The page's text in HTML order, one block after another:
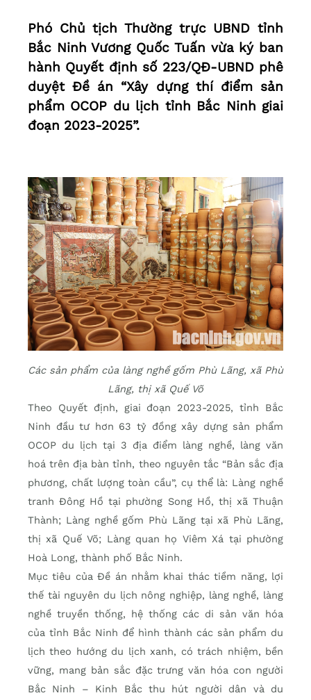
Phó Chủ tịch Thường trực UBND tỉnh
Bắc Ninh Vương Quốc Tuấn vừa ký ban
hành Quyết định số 223/QĐ-UBND phê
duyệt Đề án “Xây dựng thí điểm sản
phẩm OCOP du lịch tỉnh Bắc Ninh giai
đoạn 2023-2025”.
Các sản phẩm của làng nghề gốm Phù Lãng, xã Phù
Lãng, thị xã Quế Võ
Theo Quyết định, giai đoạn 2023-2025, tỉnh Bắc
Ninh đầu tư hơn 63 tỷ đồng xây dựng sản phẩm
OCOP du lịch tại 3 địa điểm làng nghề, làng văn
hoá trên địa bàn tỉnh, theo nguyên tắc “Bản sắc địa
phương, chất lượng toàn cầu”, cụ thể là: Làng nghề
tranh Đông Hồ tại phường Song Hồ, thị xã Thuận
Thành; Làng nghề gốm Phù Lãng tại xã Phù Lãng,
thị xã Quế Võ; Làng quan họ Viêm Xá tại phường
Hoà Long, thành phố Bắc Ninh.
Mục tiêu của Đề án nhằm khai thác tiềm năng, lợi
thế tài nguyên du lịch nông nghiệp, làng nghề, làng
nghề truyền thống, hệ thống các di sản văn hóa
của tỉnh Bắc Ninh để hình thành các sản phẩm du
lịch theo hướng du lịch xanh, có trách nhiệm, bền
vững, mang bản sắc đặc trưng văn hóa con người
Bắc Ninh – Kinh Bắc thu hút người dân và du